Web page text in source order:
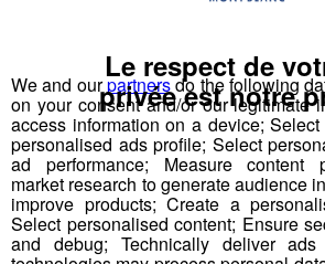
Des allers-retours qui ont provoqué
We and ourpartnersdo the following
on your consent and/or our legitimate
access information on a device;
personalised ads profile; Select
ad performance; Measure content
market research to generate audience
improve products; Create a
Select personalised content; Ensure
and debug; Technically deliver
Le respect de
privée est notre